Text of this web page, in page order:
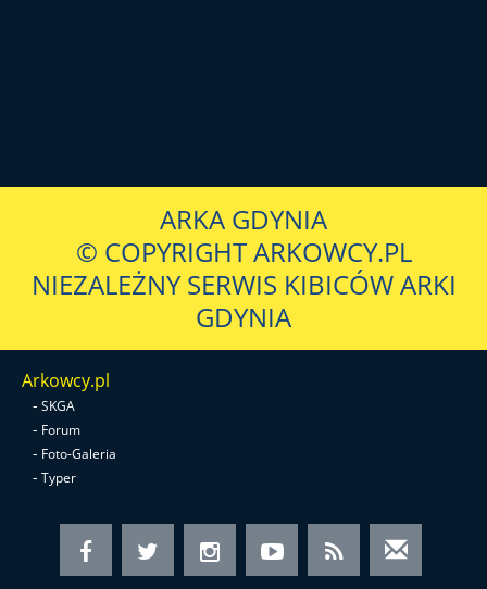
ARKA GDYNIA
© COPYRIGHT ARKOWCY.PL
NIEZALEŻNY SERWIS KIBICÓW ARKI
GDYNIA
Arkowcy.pl
- SKGA
- Forum
- Foto-Galeria
- Typer